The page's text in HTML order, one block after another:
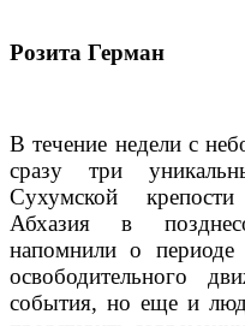
Розита Герман
В течение недели с
сразу три
Сухумской
Абхазия в
напомнили о периоде
освободительного
события, но еще и